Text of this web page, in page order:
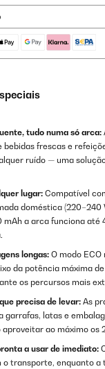
tudo numa só arca:
frescas e
ruído — uma
lugar: Compatível
doméstica
mAh a arca funciona até
longas: O modo
da potência máxima
os percursos mais
precisa de levar: As
garrafas, latas e
ao máximo os
a usar de imediato:
o transporte, enquanto a